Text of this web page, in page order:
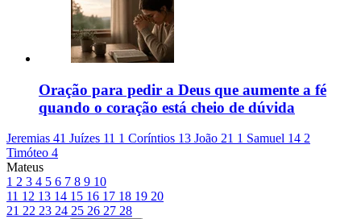
Oração para pedir a Deus que aumente a fé
quando o coração está cheio de dúvida
Jeremias 41 Juízes 11 1 Coríntios 13 João 21 1 Samuel 14 2
Timóteo 4
Mateus
1 2 3 4 5 6 7 8 9 10
11 12 13 14 15 16 17 18 19 20
21 22 23 24 25 26 27 28